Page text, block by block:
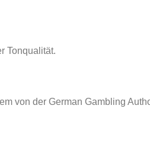
Tonqualität.
von der German Gambling